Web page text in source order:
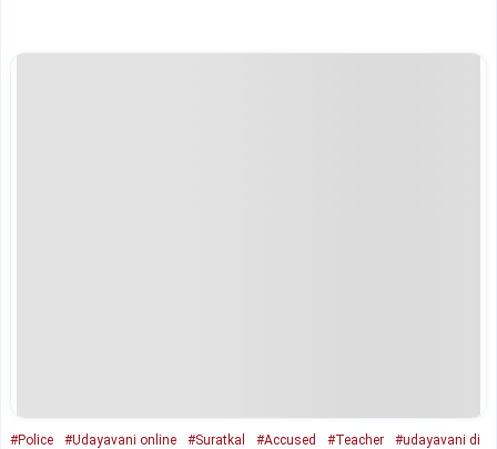
#Police #Udayavani online #Suratkal #Accused #Teacher
#udayavani di